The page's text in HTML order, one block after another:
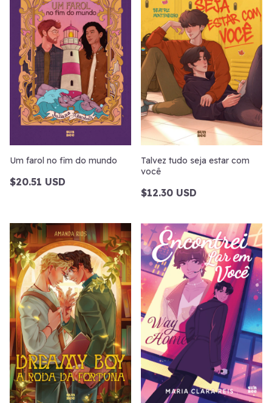
Um farol no fim do mundo
$20.51 USD
Talvez tudo seja estar com
você
$12.30 USD